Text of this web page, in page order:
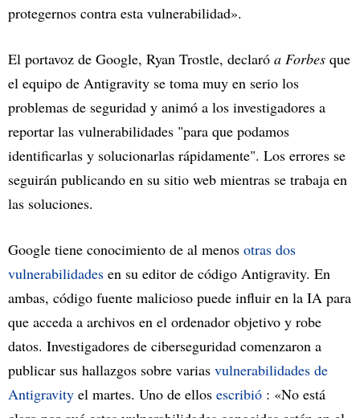
protegernos contra esta vulnerabilidad».
El portavoz de Google, Ryan Trostle, declaró a Forbes que
el equipo de Antigravity se toma muy en serio los
problemas de seguridad y animó a los investigadores a
reportar las vulnerabilidades "para que podamos
identificarlas y solucionarlas rápidamente". Los errores se
seguirán publicando en su sitio web mientras se trabaja en
las soluciones.
Google tiene conocimiento de al menos otras dos
vulnerabilidades en su editor de código Antigravity. En
ambas, código fuente malicioso puede influir en la IA para
que acceda a archivos en el ordenador objetivo y robe
datos. Investigadores de ciberseguridad comenzaron a
publicar sus hallazgos sobre varias vulnerabilidades de
Antigravity el martes. Uno de ellos escribió : «No está